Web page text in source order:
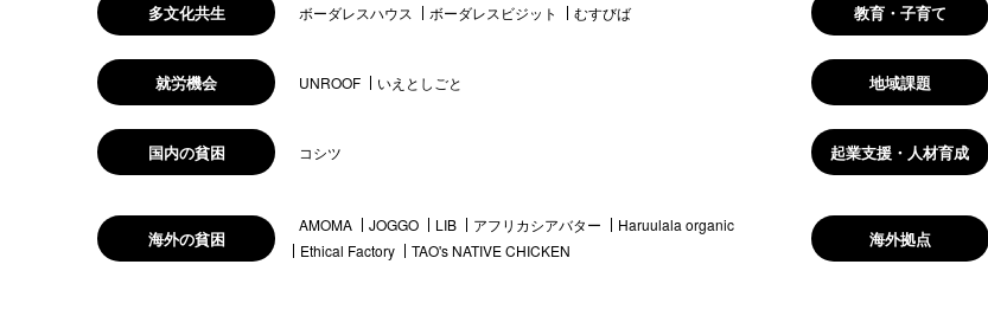
多文化共生 ボーダレスハウス ボーダレスビジット むすびば 教育・子育て
就労機会 UNROOF いえとしごと 地域課題
国内の貧困 コシツ 起業支援・人材育成
海外の貧困
AMOMA JOGGO LIB アフリカシアバター
Haruulala organic
Ethical Factory
TAO's NATIVE CHICKEN
海外拠点